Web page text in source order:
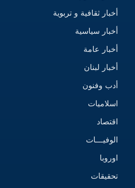
أخبار ثقافية و تربوية
أخبار سياسية
أخبار عامة
أخبار لبنان
أدب وفنون
اسلاميات
اقتصاد
الوفيـــات
اوروبا
تحقيقات